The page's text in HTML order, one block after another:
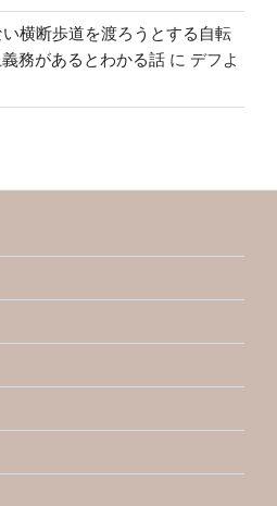
横断歩道を渡ろうとする自転
務があるとわかる話 に デフよ